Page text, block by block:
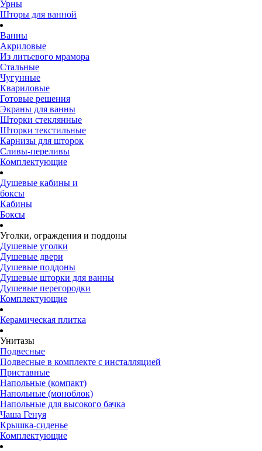
Урны
Шторы для ванной
Ванны
Акриловые
Из литьевого мрамора
Стальные
Чугунные
Квариловые
Готовые решения
Экраны для ванны
Шторки стеклянные
Шторки текстильные
Карнизы для шторок
Сливы-переливы
Комплектующие
Душевые кабины и
боксы
Кабины
Боксы
Уголки, ограждения и поддоны
Душевые уголки
Душевые двери
Душевые поддоны
Душевые шторки для ванны
Душевые перегородки
Комплектующие
Керамическая плитка
Унитазы
Подвесные
Подвесные в комплекте с инсталляцией
Приставные
Напольные (компакт)
Напольные (моноблок)
Напольные для высокого бачка
Чаша Генуя
Крышка-сиденье
Комплектующие